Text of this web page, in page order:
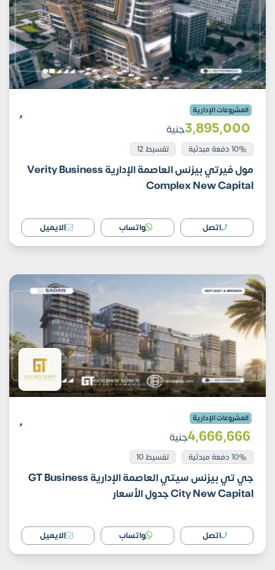
المشروعات الإدارية
3٬895٬000جنية
10% دفعة مبدئية تقسيط 12
مول فيرتي بيزنس العاصمة الإدارية Verity Business
Complex New Capital
اتصل واتساب الايميل
المشروعات الإدارية
4٬666٬666جنية
10% دفعة مبدئية تقسيط 10
جي تي بيزنس سيتي العاصمة الإدارية GT Business
City New Capital جدول الأسعار
اتصل واتساب الايميل